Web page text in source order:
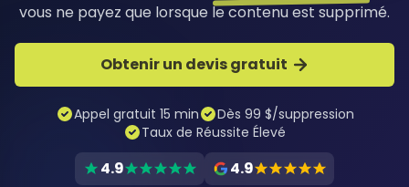
vous ne payez que lorsque le contenu est supprimé.
Obtenir un devis gratuit
Appel gratuit 15 min
Dès 99 $/suppression
Taux de Réussite Élevé
4.9 4.9